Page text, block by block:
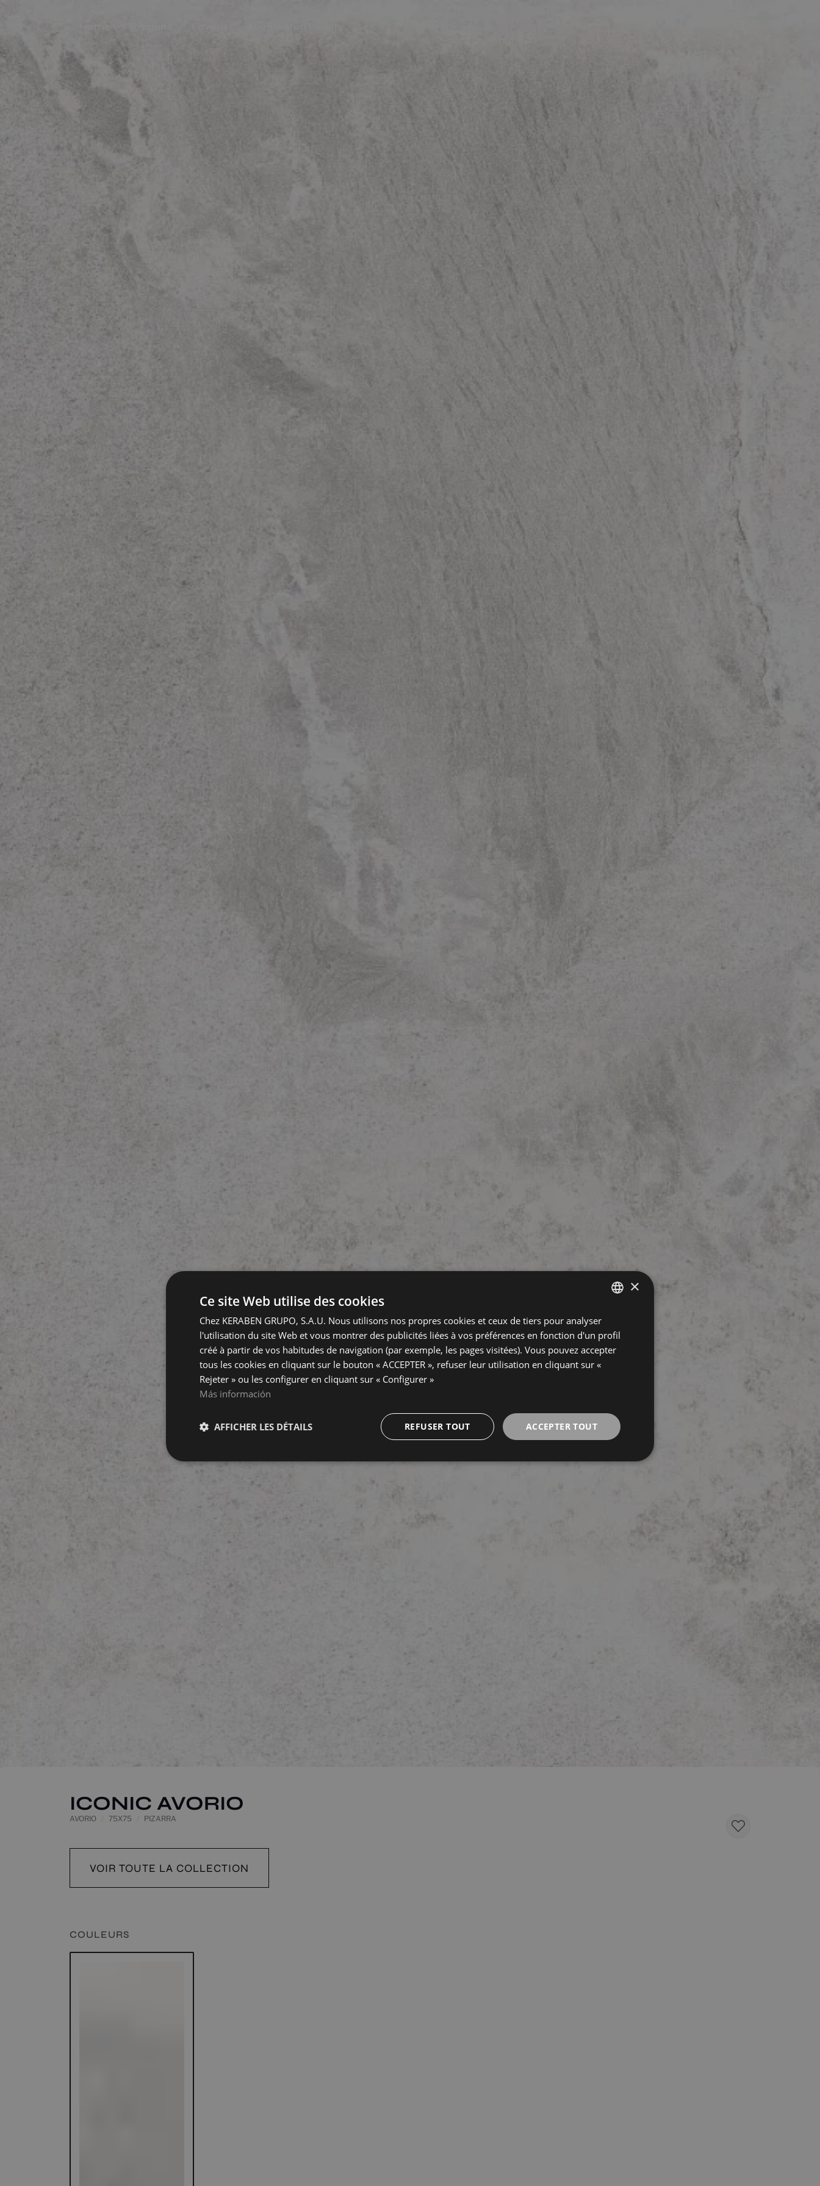
ICONIC AVORIO
AVORIO 75X75 PIZARRA
VOIR TOUTE LA COLLECTION
COULEURS
GERMAN
×
Ce site Web utilise des cookies
Chez KERABEN GRUPO, S.A.U. Nous utilisons nos propres cookies et ceux de tiers pour analyser
l'utilisation du site Web et vous montrer des publicités liées à vos préférences en fonction d'un profil
créé à partir de vos habitudes de navigation (par exemple, les pages visitées). Vous pouvez accepter
tous les cookies en cliquant sur le bouton « ACCEPTER », refuser leur utilisation en cliquant sur «
Rejeter » ou les configurer en cliquant sur « Configurer »
Más información
ACCEPTER TOUT
REFUSER TOUT
AFFICHER LES DÉTAILS